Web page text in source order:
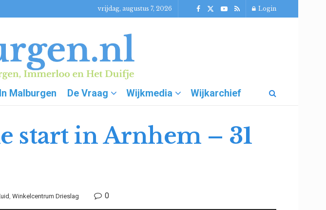
vrijdag, augustus 7, 2026 Login
In Malburgen De Vraag Wijkmedia Wijkarchief
start in Arnhem – 31
, Winkelcentrum Drieslag 0